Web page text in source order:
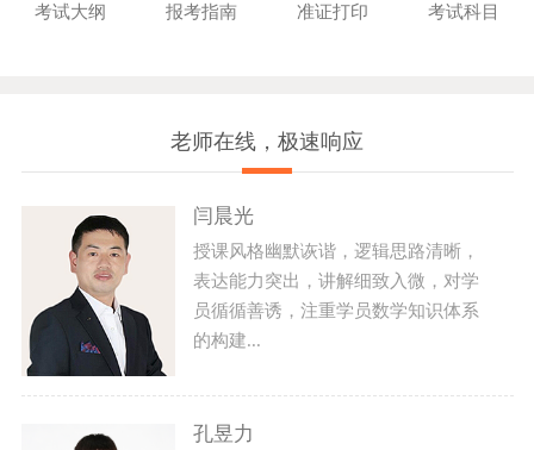
考试大纲 报考指南 准证打印 考试科目
老师在线，极速响应
闫晨光
授课风格幽默诙谐，逻辑思路清晰，
表达能力突出，讲解细致入微，对学
员循循善诱，注重学员数学知识体系
的构建...
孔昱力